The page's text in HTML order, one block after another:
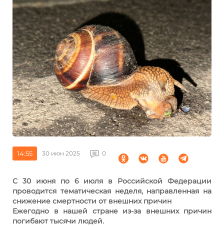
14:55 30 июн 2025 0
С 30 июня по 6 июля в Российской Федерации
проводится тематическая неделя, направленная на
снижение смертности от внешних причин
Ежегодно в нашей стране из-за внешних причин
погибают тысячи людей.